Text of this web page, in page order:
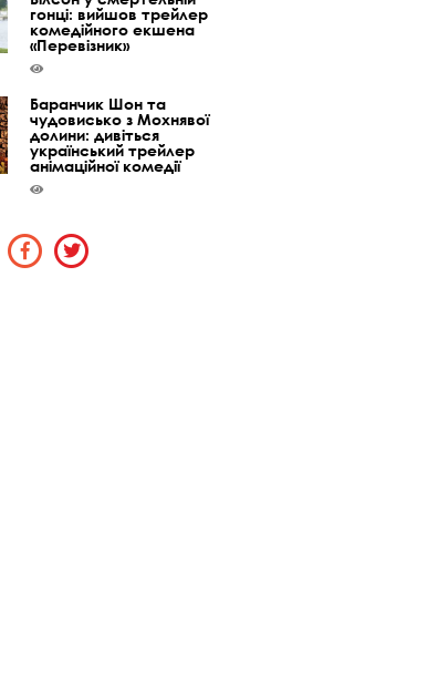
гонці: вийшов трейлер
комедійного екшена
«Перевізник»
Баранчик Шон та
чудовисько з Мохнявої
долини: дивіться
український трейлер
анімаційної комедії